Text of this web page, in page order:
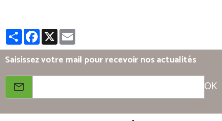
PartagerFacebook
X
Saisissez votre mail pour recevoir nos actualités
OK